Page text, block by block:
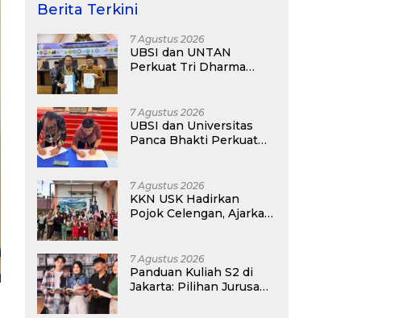
Berita Terkini
7 Agustus 2026
UBSI dan UNTAN
Perkuat Tri Dharma
7 Agustus 2026
UBSI dan Universitas
Panca Bhakti Perkuat
7 Agustus 2026
KKN USK Hadirkan
Pojok Celengan, Ajarkan
7 Agustus 2026
Panduan Kuliah S2 di
Jakarta: Pilihan Jurusan,